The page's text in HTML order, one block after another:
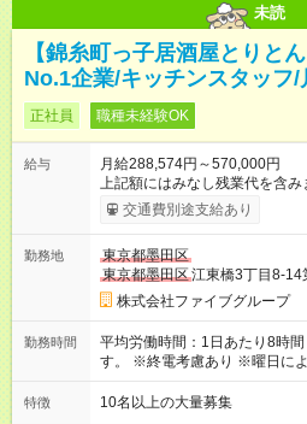
未読
【錦糸町っ子居酒屋とりと
No.1企業/キッチンスタッフ/
正社員 職種未経験OK
給与
月給288,574円～570,000円
上記額にはみなし残業代を含
ます。 みなし残業代 55,495円
■昇給あり 年2回の給与査定による ■賞与あ
■残業手当あり ■交通費支給（
金・礼金・保証金・保険料の
あり ■積立金制度 給与ならび
シフトは22:00～翌5:00の深夜
す。 一般的な飲食業では、こ
して基本給に含まれることがし
ら楽しい接客は出来ません。
てしっかり還元することを大事にしてい
交通費別途支給あり
勤務地
東京都墨田区
東京都墨田区江東橋3丁目8-14
株式会社ファイブグループ
勤務時間
平均労働時間：1日あたり8時
す。 ※終電考慮あり ※曜日によっ
働時間制 ■実労働時間：8時間
間 休憩時間は勤務時間による
特徴 10名以上の大量募集